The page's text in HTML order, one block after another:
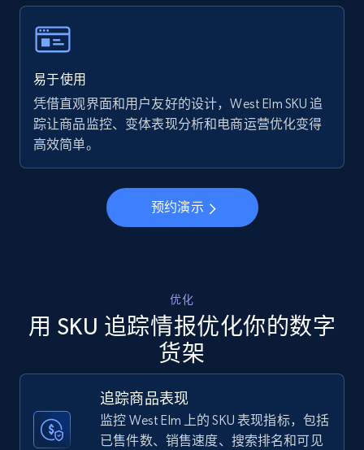
specific keywords
URL, Final price, Sku, Currency, Gtin,
Specifications, Image urls, Top reviews, and
more.
立即开始
Walmart - products - Discover products by
using sku numbers
URL, Final price, Sku, Currency, Gtin,
Specifications, Image urls, Top reviews, and
more.
875+ 立即开始
易于使用
凭借直观界面和用户友好的设计，West Elm SKU 追
踪让商品监控、变体表现分析和电商运营优化变得
高效简单。
预约演示
优化
用 SKU 追踪情报优化你的数字
货架
追踪商品表现
监控 West Elm 上的 SKU 表现指标，包括
已售件数、销售速度、搜索排名和可见